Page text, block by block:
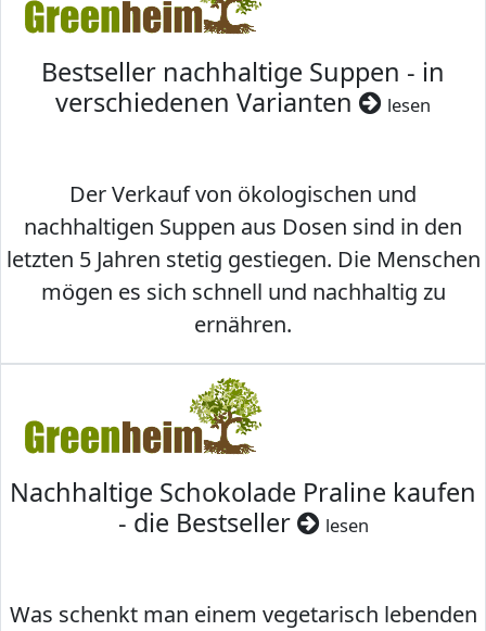
Bestseller nachhaltige Suppen - in
verschiedenen Varianten
lesen
Der Verkauf von ökologischen und
nachhaltigen Suppen aus Dosen sind in den
letzten 5 Jahren stetig gestiegen. Die Menschen
mögen es sich schnell und nachhaltig zu
ernähren.
Nachhaltige Schokolade Praline kaufen
- die Bestseller
lesen
Was schenkt man einem vegetarisch lebenden